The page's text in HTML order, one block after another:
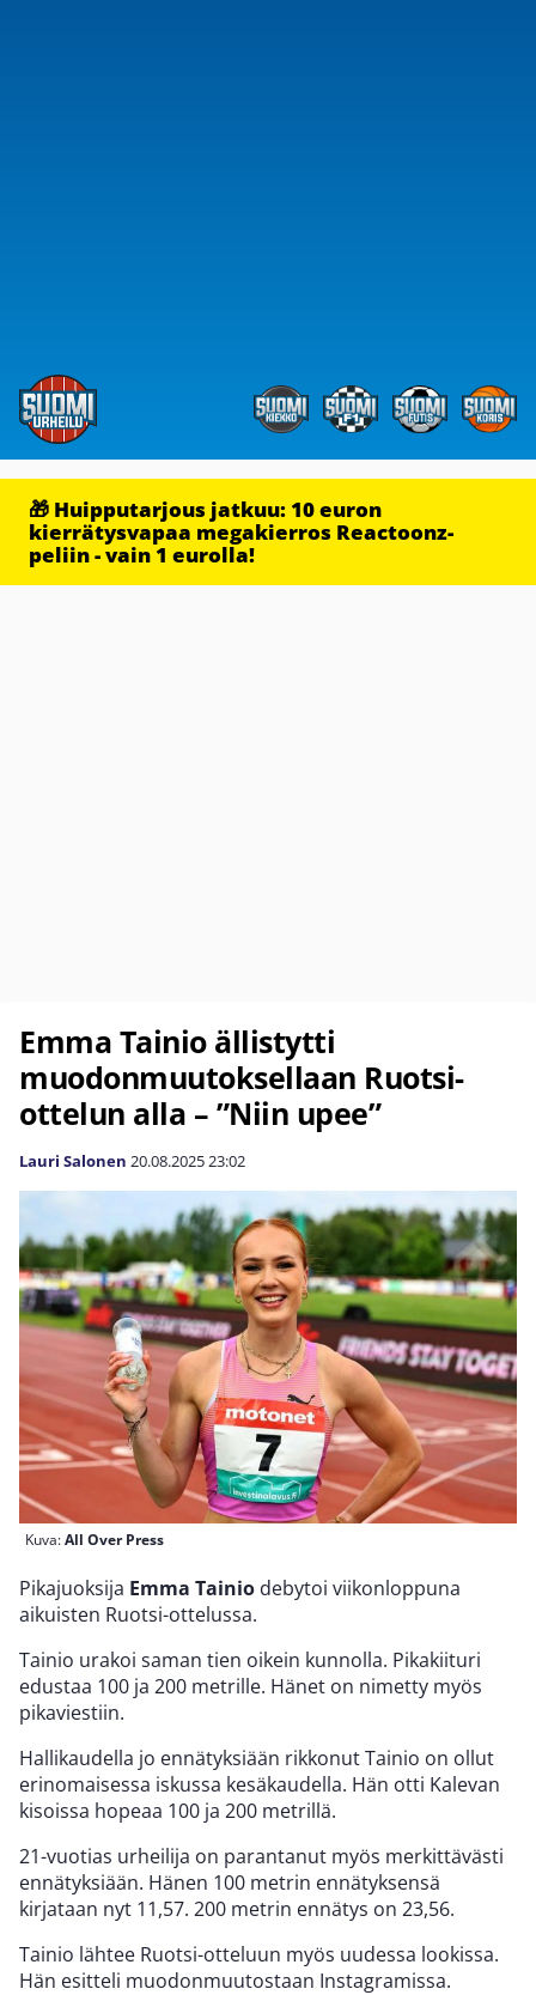
🎁 Huipputarjous jatkuu: 10 euron
kierrätysvapaa megakierros Reactoonz-
peliin - vain 1 eurolla!
Emma Tainio ällistytti
muodonmuutoksellaan Ruotsi-
ottelun alla – ”Niin upee”
Lauri Salonen 20.08.202523:02
Kuva:All Over Press
Pikajuoksija Emma Tainio debytoi viikonloppuna
aikuisten Ruotsi-ottelussa.
Tainio urakoi saman tien oikein kunnolla. Pikakiituri
edustaa 100 ja 200 metrille. Hänet on nimetty myös
pikaviestiin.
Hallikaudella jo ennätyksiään rikkonut Tainio on ollut
erinomaisessa iskussa kesäkaudella. Hän otti Kalevan
kisoissa hopeaa 100 ja 200 metrillä.
21-vuotias urheilija on parantanut myös merkittävästi
ennätyksiään. Hänen 100 metrin ennätyksensä
kirjataan nyt 11,57. 200 metrin ennätys on 23,56.
Tainio lähtee Ruotsi-otteluun myös uudessa lookissa.
Hän esitteli muodonmuutostaan Instagramissa.